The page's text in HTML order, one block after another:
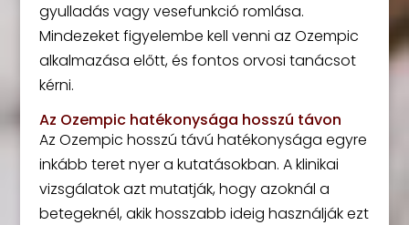
gyulladás vagy vesefunkció romlása.
Mindezeket figyelembe kell venni az Ozempic
alkalmazása előtt, és fontos orvosi tanácsot
kérni.
Az Ozempic hatékonysága hosszú távon
Az Ozempic hosszú távú hatékonysága egyre
inkább teret nyer a kutatásokban. A klinikai
vizsgálatok azt mutatják, hogy azoknál a
betegeknél, akik hosszabb ideig használják ezt